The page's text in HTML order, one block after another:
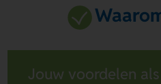
Jouw voordelen